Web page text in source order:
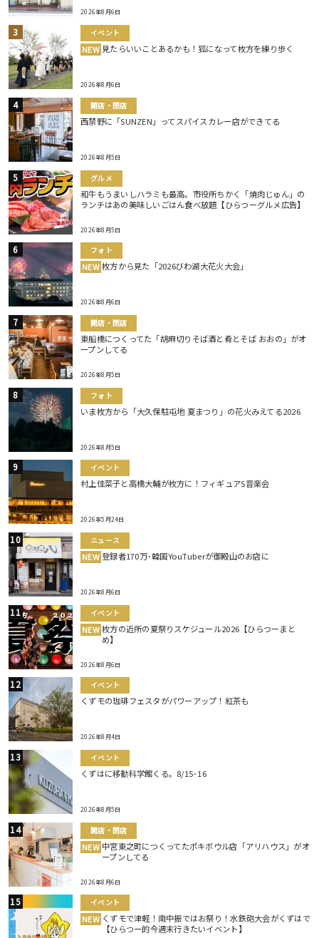
2026年8月6日
イベント
NEW 見たらいいことあるかも！狐になって枚方を練り歩く
2026年8月6日
開店・閉店
西禁野に「SUNZEN」ってスパイスカレー店ができてる
2026年8月5日
グルメ
和牛もうまいしハラミも最高。市役所ちかく「焼肉じゅん」の
ランチはあの美味しいごはん食べ放題【ひらつーグルメ広告】
2026年8月5日
フォト
NEW 枚方から見た「2026びわ湖大花火大会」
2026年8月6日
開店・閉店
東船橋につくってた「胡麻切りそば酒と肴とそば おおの」がオ
ープンしてる
2026年8月5日
フォト
いま枚方から「大久保駐屯地 夏まつり」の花火みえてる2026
2026年8月5日
イベント
村上佳菜子と高橋大輔が枚方に！フィギュアS音楽会
2026年5月24日
ニュース
NEW 登録者170万･韓国YouTuberが御殿山のお店に
2026年8月6日
イベント
NEW 枚方の近所の夏祭りスケジュール2026【ひらつーまと
め】
2026年8月6日
イベント
くずモの珈琲フェスタがパワーアップ！紅茶も
2026年8月4日
イベント
くずはに移動科学館くる。8/15･16
2026年8月5日
開店・閉店
NEW 中宮東之町につくってたポキボウル店「アリハウス」がオ
ープンしてる
2026年8月6日
イベント
NEW くずモで津軽！南中振ではお祭り！水鉄砲大会がくずはで
【ひらつー的今週末行きたいイベント】